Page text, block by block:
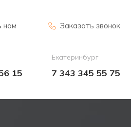
нам Заказать звонок
15
Екатеринбург
7 343 345 55 75